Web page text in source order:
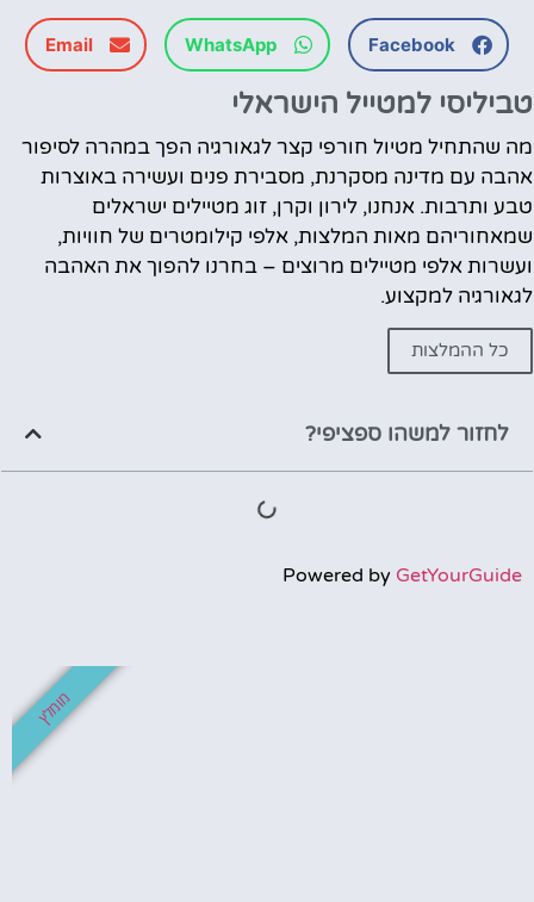
Facebook
WhatsApp
Email
טביליסי למטייל הישראלי
מה שהתחיל מטיול חורפי קצר לגאורגיה הפך במהרה לסיפור
אהבה עם מדינה מסקרנת, מסבירת פנים ועשירה באוצרות
טבע ותרבות. אנחנו, לירון וקרן, זוג מטיילים ישראלים
שמאחוריהם מאות המלצות, אלפי קילומטרים של חוויות,
ועשרות אלפי מטיילים מרוצים – בחרנו להפוך את האהבה
לגאורגיה למקצוע.
כל ההמלצות
לחזור למשהו ספציפי?
Powered by GetYourGuide
מומלץ